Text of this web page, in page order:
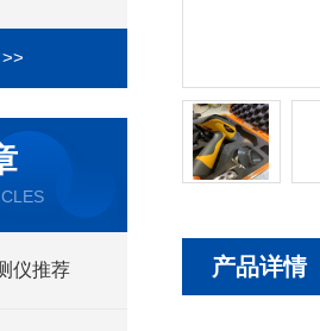
仪推荐 产品详情